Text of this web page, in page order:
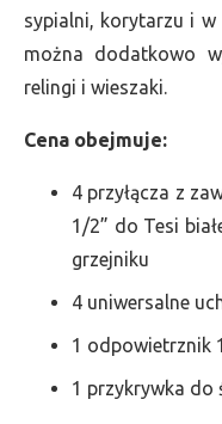
sypialni, korytarzu i w
można dodatkowo
relingi i wieszaki.
Cena obejmuje:
4 przyłącza z
1/2” do Tesi
grzejniku
4 uniwersalne
1 odpowietrznik
1 przykrywka do